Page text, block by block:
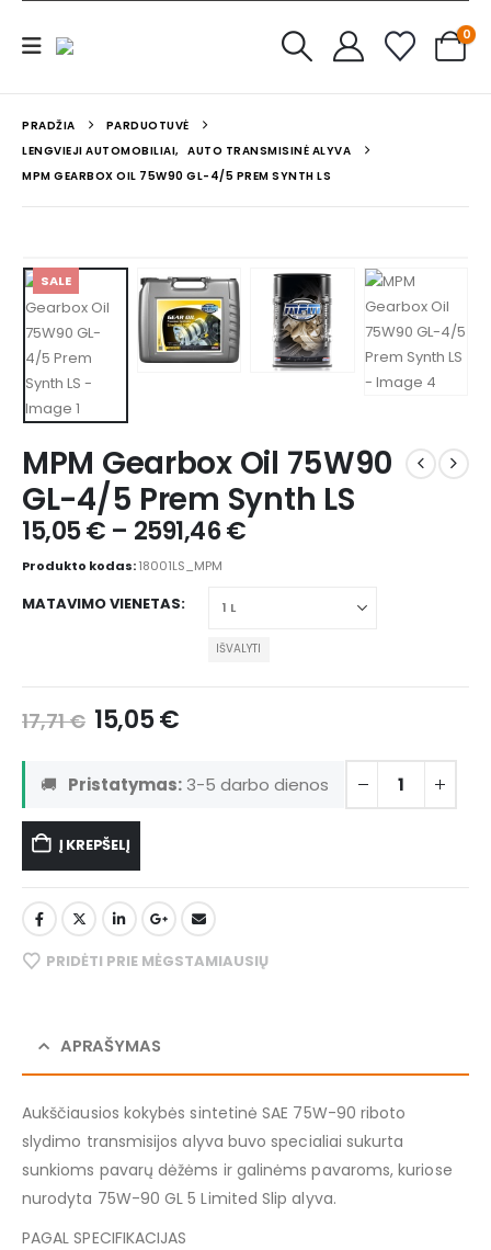
0
PRADŽIA
PARDUOTUVĖ
LENGVIEJI AUTOMOBILIAI, AUTO TRANSMISINĖ ALYVA
MPM GEARBOX OIL 75W90 GL-4/5 PREM SYNTH LS
SALE
MPM Gearbox Oil 75W90
GL-4/5 Prem Synth LS
15,05€ – 2591,46€
Produkto kodas:18001LS_MPM
MATAVIMO VIENETAS
IŠVALYTI
17,71€ 15,05€
🚚 Pristatymas: 3-5 darbo dienos
Į KREPŠELĮ
PRIDĖTI PRIE MĖGSTAMIAUSIŲ
APRAŠYMAS
Aukščiausios kokybės sintetinė SAE 75W-90 riboto
slydimo transmisijos alyva buvo specialiai sukurta
sunkioms pavarų dėžėms ir galinėms pavaroms, kuriose
nurodyta 75W-90 GL 5 Limited Slip alyva.
PAGAL SPECIFIKACIJAS